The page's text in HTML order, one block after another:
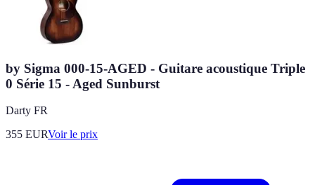
by Sigma 000-15-AGED - Guitare acoustique Triple
0 Série 15 - Aged Sunburst
Darty FR
355 EURVoir le prix